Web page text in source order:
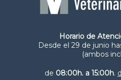
Horario de
Desde el 29 de junio
(ambos
de 08:00h. a 15:00h.